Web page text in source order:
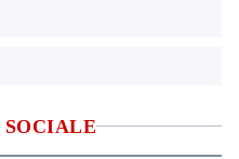
SOCIALE